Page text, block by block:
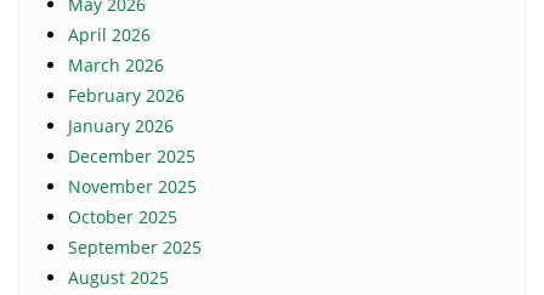
April 2026
March 2026
February 2026
January 2026
December 2025
November 2025
October 2025
September 2025
August 2025